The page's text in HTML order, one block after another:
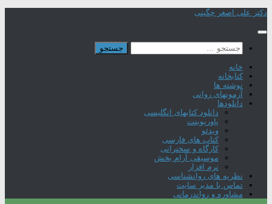
Skip
content
دکتر علی اصغر چگینی
جستجو
برای:
خانه
کتابخانه
نوشته ها
آزمونهای روانی
دانلودها
دانلود کتابهای انگلیسی
پاورپوینت
ویدئو
کتاب های فارسی
کارگاه و سخنرانی
موسیقی آرام بخش
نرم افزار
نظریه های روانشناسی
تماس با مدیر سایت
مشاوره و رواندرمانی